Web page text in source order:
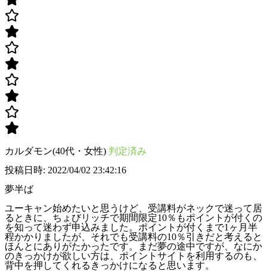
カルダモン(40代・女性) 判定済み
投稿日時: 2022/04/02 23:42:16
夢半ば
ユーキャン始めたいと思うけど、受講料がネックで迷って居
るときに、ちょびリッチで期間限定10％もポイントが付くの
を知って迷わず申込みました。ポイントが付くまで1ヶ月半
程かかりましたが、それでも受講料の10％引きだと考えると
ほんとにありがたかったです。まだ夢の途中ですが、なにか
のきっかけが欲しい方は、ポイントサイトを利用するのも、
背中を押してくれるきっかけになると思います。